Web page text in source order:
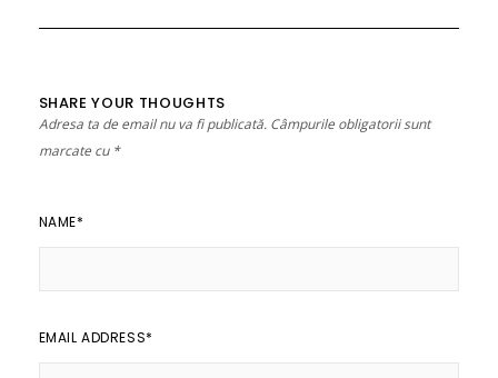
SHARE YOUR THOUGHTS
Adresa ta de email nu va fi publicată. Câmpurile obligatorii sunt
marcate cu *
NAME*
EMAIL ADDRESS*